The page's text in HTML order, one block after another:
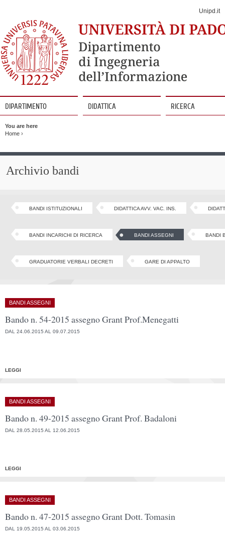
Unipd.it
DIPARTIMENTO DIDATTICA RICERCA
contenuto
You are here
Home ›
Archivio bandi
BANDI ISTITUZIONALI DIDATTICA AVV. VAC. INS.
BANDI INCARICHI DI RICERCA BANDI ASSEGNI BANDI
GRADUATORIE VERBALI DECRETI GARE DI APPALTO
BANDI ASSEGNI
Bando n. 54-2015 assegno Grant Prof.Menegatti
DAL 24.06.2015 AL 09.07.2015
LEGGI
BANDI ASSEGNI
Bando n. 49-2015 assegno Grant Prof. Badaloni
DAL 28.05.2015 AL 12.06.2015
LEGGI
BANDI ASSEGNI
Bando n. 47-2015 assegno Grant Dott. Tomasin
DAL 19.05.2015 AL 03.06.2015